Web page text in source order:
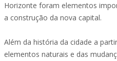
Horizonte foram elementos
a construção da nova capital.
Além da história da cidade a
elementos naturais e das